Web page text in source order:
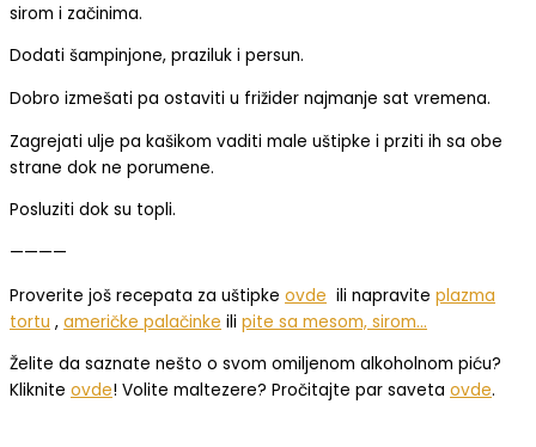
sirom i začinima.
Dodati šampinjone, praziluk i persun.
Dobro izmešati pa ostaviti u frižider najmanje sat vremena.
Zagrejati ulje pa kašikom vaditi male uštipke i prziti ih sa obe
strane dok ne porumene.
Posluziti dok su topli.
————
Proverite još recepata za uštipke ovde ili napravite plazma
tortu , američke palačinke ili pite sa mesom, sirom…
Želite da saznate nešto o svom omiljenom alkoholnom piću?
Kliknite ovde! Volite maltezere? Pročitajte par saveta ovde.